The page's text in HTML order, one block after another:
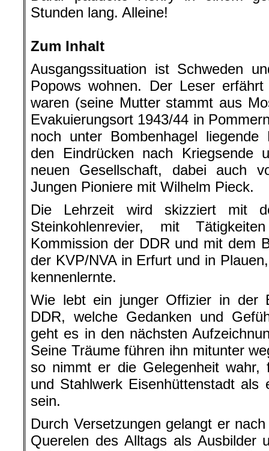
Stunden lang. Alleine!
Zum Inhalt
Ausgangssituation ist Schweden
Popows wohnen. Der Leser
waren (seine Mutter stammt aus
Evakuierungsort 1943/44 in
noch unter Bombenhagel liegende
den Eindrücken nach Kriegsende
neuen Gesellschaft, dabei auch
Jungen Pioniere mit Wilhelm Pieck.
Die Lehrzeit wird skizziert mit
Steinkohlenrevier, mit
Kommission der DDR und mit dem
der KVP/NVA in Erfurt und in
kennenlernte.
Wie lebt ein junger Offizier in der
DDR, welche Gedanken und
geht es in den nächsten
Seine Träume führen ihn mitunter
so nimmt er die Gelegenheit
und Stahlwerk Eisenhüttenstadt als
sein.
Durch Versetzungen gelangt er
Querelen des Alltags als Ausbilder